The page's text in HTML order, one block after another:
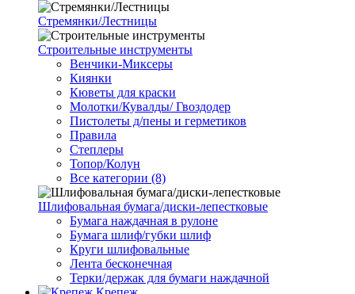
Стремянки/Лестницы
Строительные инструменты
Венчики-Миксеры
Киянки
Кюветы для краски
Молотки/Кувалды/ Гвоздодер
Пистолеты д/пены и герметиков
Правила
Степлеры
Топор/Колун
Все категории (8)
Шлифовальная бумага/диски-лепестковые
Бумага наждачная в рулоне
Бумага шлиф/губки шлиф
Круги шлифовальные
Лента бесконечная
Терки/держак для бумаги наждачной